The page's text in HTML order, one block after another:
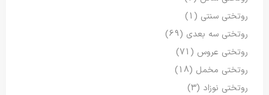
روتختی سنتی (1)
روتختی سه بعدی (69)
روتختی عروس (71)
روتختی مخمل (18)
روتختی نوزاد (3)